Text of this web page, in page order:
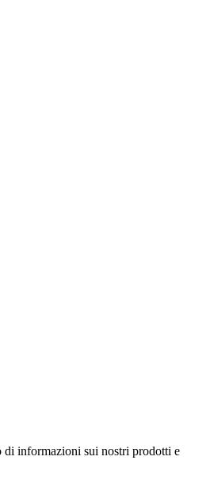
di informazioni sui nostri prodotti e